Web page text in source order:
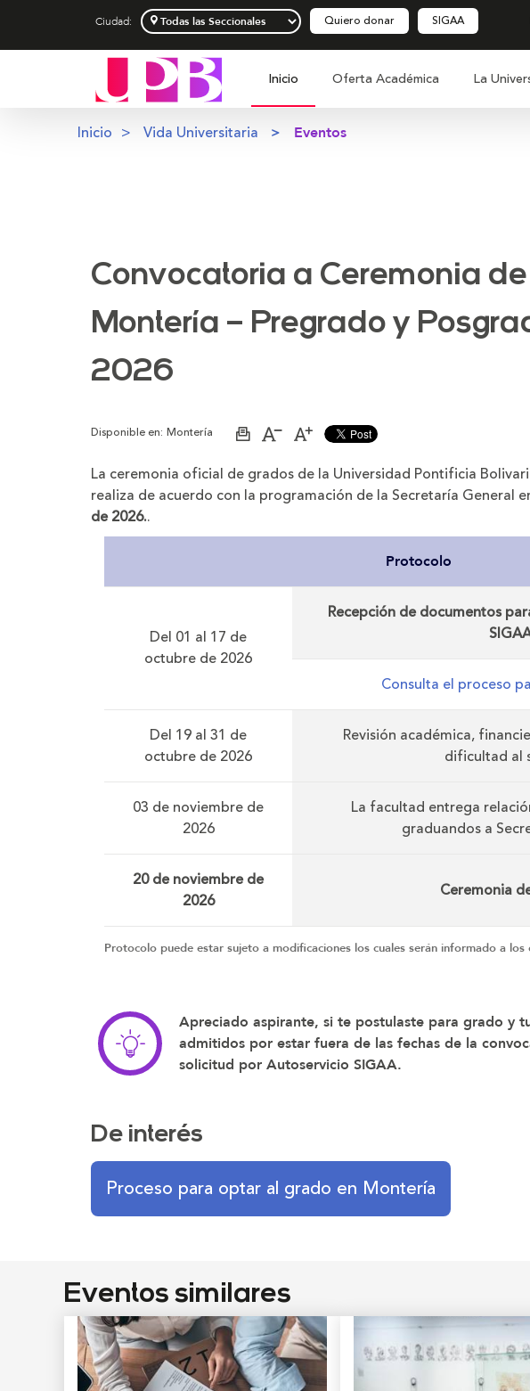
Ciudad: Quiero donar SIGAA
Inicio Oferta Académica La
Inicio Vida Universitaria Eventos
Convocatoria a Ceremonia
Montería – Pregrado y
2026
Disponible en: Montería
ImprimirAumentar
de
la
letra
Disminuir
de
la
letra
La ceremonia oficial de grados de la Universidad Pontificia
realiza de acuerdo con la programación de la Secretaría General
de 2026..
Protocolo
Del 01 al 17 de
octubre de 2026
Recepción de documentos
Consulta el proceso
Del 19 al 31 de
octubre de 2026
Revisión académica,
dificultad al
03 de noviembre de
2026
La facultad entrega
graduandos a
20 de noviembre de
2026
Ceremonia
Protocolo puede estar sujeto a modificaciones los cuales serán informado a
Apreciado aspirante, si te postulaste para grado y
admitidos por estar fuera de las fechas de la
solicitud por Autoservicio SIGAA.
De interés
Proceso para optar al grado en Montería
Eventos similares